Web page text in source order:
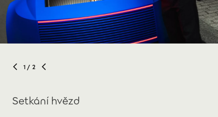
1 / 2
Setkání hvězd